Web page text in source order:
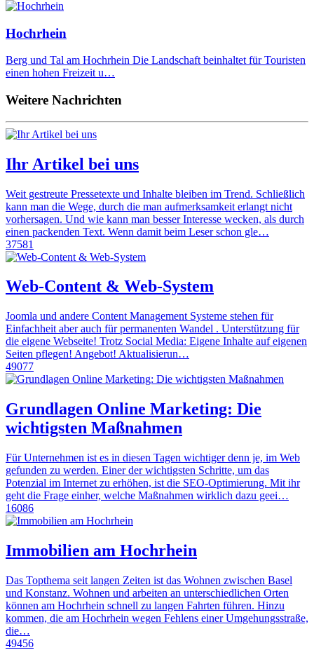
Hochrhein
Berg und Tal am Hochrhein Die Landschaft beinhaltet für Touristen
einen hohen Freizeit u…
Weitere Nachrichten
Ihr Artikel bei uns
Weit gestreute Pressetexte und Inhalte bleiben im Trend. Schließlich
kann man die Wege, durch die man aufmerksamkeit erlangt nicht
vorhersagen. Und wie kann man besser Interesse wecken, als durch
einen packenden Text. Wenn damit beim Leser schon gle…
37581
Web-Content & Web-System
Joomla und andere Content Management Systeme stehen für
Einfachheit aber auch für permanenten Wandel . Unterstützung für
die eigene Webseite! Trotz Social Media: Eigene Inhalte auf eigenen
Seiten pflegen! Angebot! Aktualisierun…
49077
Grundlagen Online Marketing: Die
wichtigsten Maßnahmen
Für Unternehmen ist es in diesen Tagen wichtiger denn je, im Web
gefunden zu werden. Einer der wichtigsten Schritte, um das
Potenzial im Internet zu erhöhen, ist die SEO-Optimierung. Mit ihr
geht die Frage einher, welche Maßnahmen wirklich dazu geei…
16086
Immobilien am Hochrhein
Das Topthema seit langen Zeiten ist das Wohnen zwischen Basel
und Konstanz. Wohnen und arbeiten an unterschiedlichen Orten
können am Hochrhein schnell zu langen Fahrten führen. Hinzu
kommen, die am Hochrhein wegen Fehlens einer Umgehungsstraße,
die…
49456